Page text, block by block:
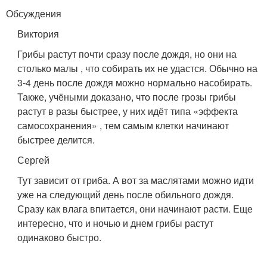
Обсуждения
Виктория
Грибы растут почти сразу после дождя, но они на
столько малы , что собирать их не удастся. Обычно на
3-4 день после дождя можно нормально насобирать.
Также, учёными доказано, что после грозы грибы
растут в разы быстрее, у них идёт типа «эффекта
самосохранения» , тем самым клетки начинают
быстрее делится.
Сергей
Тут зависит от гриба. А вот за маслятами можно идти
уже на следующий день после обильного дождя.
Сразу как влага впитается, они начинают расти. Еще
интересно, что и ночью и днем грибы растут
одинаково быстро.